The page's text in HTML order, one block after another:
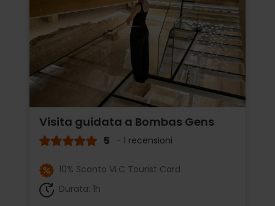
Visita guidata a Bombas Gens
5 - 1 recensioni
10% Sconto VLC Tourist Card
Durata: 1h